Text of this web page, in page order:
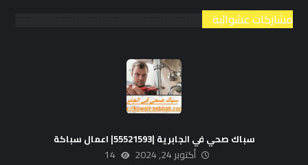
مشاركات عشوائية
سباك صحي في الجابرية |55521593| اعمال سباكة
أكتوبر 24, 2024 14